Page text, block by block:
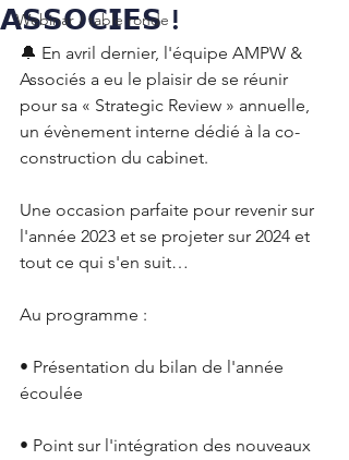
Webinar / table ronde
𝗔𝗦𝗦𝗢𝗖𝗜𝗘𝗦 !
🔔 En avril dernier, l'équipe AMPW &
Associés a eu le plaisir de se réunir
pour sa « Strategic Review » annuelle,
un évènement interne dédié à la co-
construction du cabinet.
Une occasion parfaite pour revenir sur
l'année 2023 et se projeter sur 2024 et
tout ce qui s'en suit…
Au programme :
• Présentation du bilan de l'année
écoulée
• Point sur l'intégration des nouveaux